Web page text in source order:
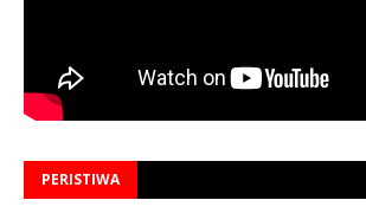
PERISTIWA